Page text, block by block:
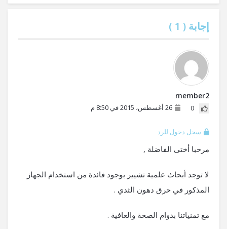
إجابة ( 1
)
member2
0 26 أغسطس، 2015 في 8:50 م
سجل دخول للرد
مرحبا أختى الفاضلة ,
لا توجد أبحاث علمية تشيير بوجود فائدة من استخدام الجهاز
المذكور في حرق دهون الثدي .
مع تمنياتنا بدوام الصحة والعافية .